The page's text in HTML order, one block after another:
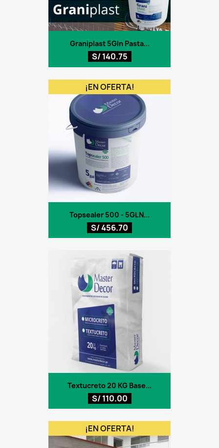
Graniplast 5Gln Pasta...
S/ 140.75
Topsealer 500 - 5GLN...
S/ 456.70
¡EN OFERTA!
Textucreto 20 KG Base...
S/ 110.00
¡EN OFERTA!